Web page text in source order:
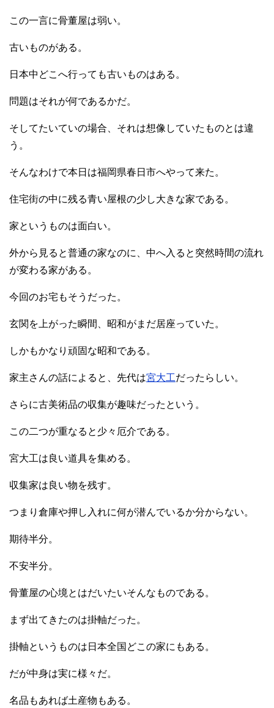
この一言に骨董屋は弱い。
古いものがある。
日本中どこへ行っても古いものはある。
問題はそれが何であるかだ。
そしてたいていの場合、それは想像していたものとは違
う。
そんなわけで本日は福岡県春日市へやって来た。
住宅街の中に残る青い屋根の少し大きな家である。
家というものは面白い。
外から見ると普通の家なのに、中へ入ると突然時間の流れ
が変わる家がある。
今回のお宅もそうだった。
玄関を上がった瞬間、昭和がまだ居座っていた。
しかもかなり頑固な昭和である。
家主さんの話によると、先代は宮大工だったらしい。
さらに古美術品の収集が趣味だったという。
この二つが重なると少々厄介である。
宮大工は良い道具を集める。
収集家は良い物を残す。
つまり倉庫や押し入れに何が潜んでいるか分からない。
期待半分。
不安半分。
骨董屋の心境とはだいたいそんなものである。
まず出てきたのは掛軸だった。
掛軸というものは日本全国どこの家にもある。
だが中身は実に様々だ。
名品もあれば土産物もある。